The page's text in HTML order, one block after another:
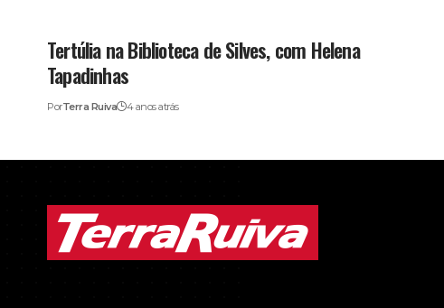
Tertúlia na Biblioteca de Silves, com Helena
Tapadinhas
PorTerra Ruiva 4 anos atrás